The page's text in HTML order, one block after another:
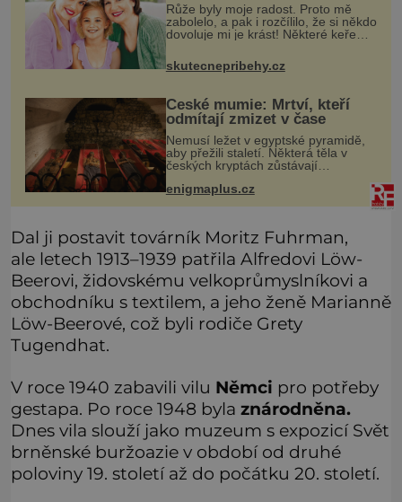
Růže byly moje radost. Proto mě
zabolelo, a pak i rozčílilo, že si někdo
dovoluje mi je krást! Některé keře
jsem dosazovala postupně, když se
objevila nová odrůda, k
skutecnepribehy.cz
České mumie: Mrtví, kteří
odmítají zmizet v čase
Nemusí ležet v egyptské pyramidě,
aby přežili staletí. Některá těla v
českých kryptách zůstávají
smrti. Nejde přitom o žádné tajemné
enigmaplus.cz
Dal ji postavit továrník Moritz Fuhrman,
ale letech 1913–1939 patřila Alfredovi Löw-
Beerovi, židovskému velkoprůmyslníkovi a
obchodníku s textilem, a jeho ženě Marianně
Löw-Beerové, což byli rodiče Grety
Tugendhat.
V roce 1940 zabavili vilu Němci pro potřeby
gestapa. Po roce 1948 byla znárodněna.
Dnes vila slouží jako muzeum s expozicí Svět
brněnské buržoazie v období od druhé
poloviny 19. století až do počátku 20. století.